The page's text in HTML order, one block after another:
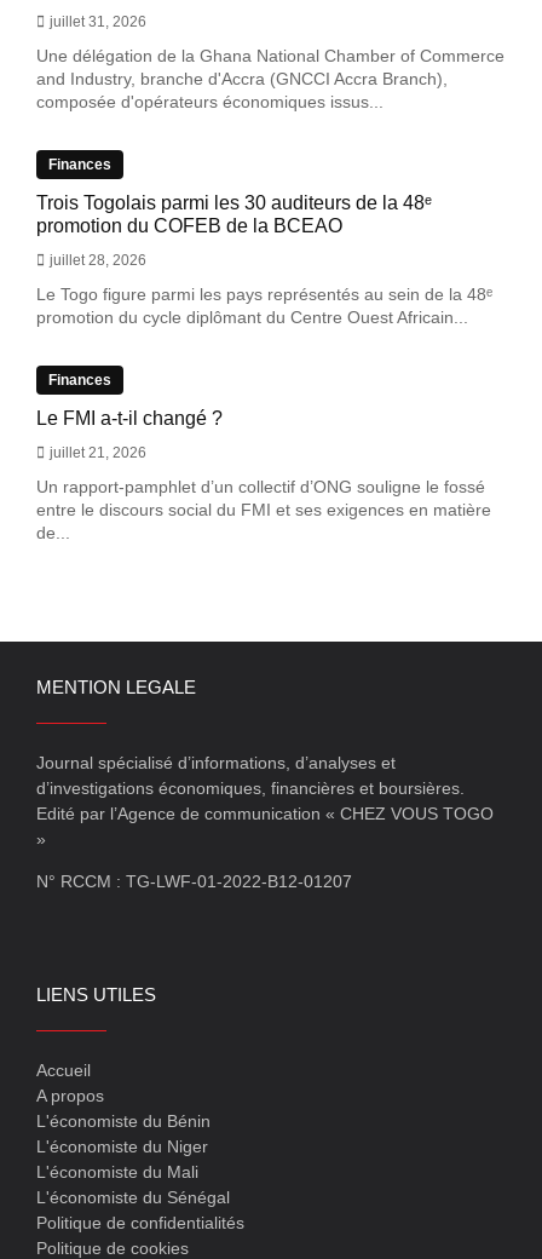
juillet 31, 2026
Une délégation de la Ghana National Chamber of Commerce
and Industry, branche d'Accra (GNCCI Accra Branch),
composée d'opérateurs économiques issus...
Finances
Trois Togolais parmi les 30 auditeurs de la 48ᵉ
promotion du COFEB de la BCEAO
juillet 28, 2026
Le Togo figure parmi les pays représentés au sein de la 48ᵉ
promotion du cycle diplômant du Centre Ouest Africain...
Finances
Le FMI a-t-il changé ?
juillet 21, 2026
Un rapport-pamphlet d’un collectif d’ONG souligne le fossé
entre le discours social du FMI et ses exigences en matière
de...
MENTION LEGALE
Journal spécialisé d’informations, d’analyses et
d’investigations économiques, financières et boursières.
Edité par l’Agence de communication « CHEZ VOUS TOGO
»
N° RCCM : TG-LWF-01-2022-B12-01207
LIENS UTILES
Accueil
A propos
L'économiste du Bénin
L'économiste du Niger
L'économiste du Mali
L'économiste du Sénégal
Politique de confidentialités
Politique de cookies